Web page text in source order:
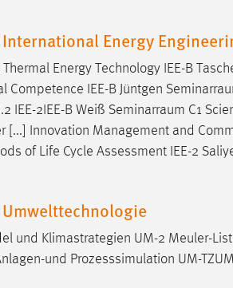
Energy
Thermal Energy Technology IEE-B
Competence IEE-B Jüntgen
IEE-2IEE-B Weiß Seminarraum C1
[...] Innovation Management and
of Life Cycle Assessment IEE-2
und Klimastrategien UM-2 Meuler-List
und Prozesssimulation UM-
be_user, be_lastLoginProvider
einloggen zu können.
Informationen anonym.